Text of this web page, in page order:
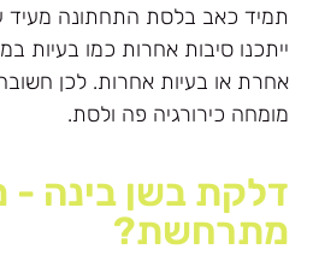
תמיד כאב בלסת התחתונה מעיד
ייתכנו סיבות אחרות כמו בעיות
אחרת או בעיות אחרות. לכן
מומחה כירורגיה פה ולסת.
דלקת בשן בינה -
מתרחשת?